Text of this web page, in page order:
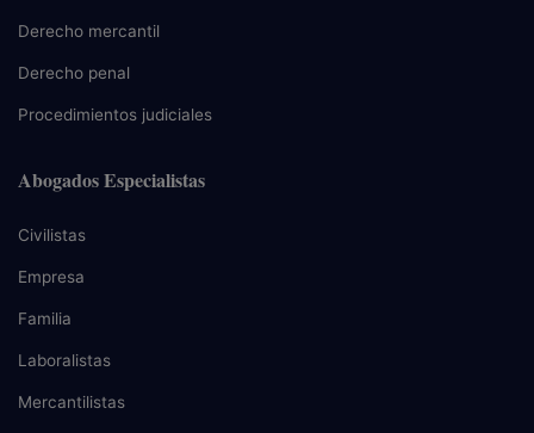
Derecho mercantil
Derecho penal
Procedimientos judiciales
Abogados Especialistas
Civilistas
Empresa
Familia
Laboralistas
Mercantilistas